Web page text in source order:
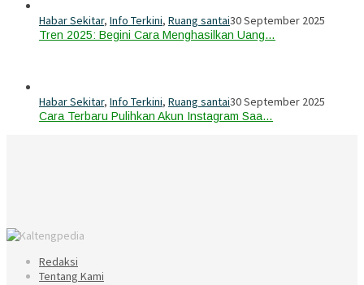
Habar Sekitar, Info Terkini, Ruang santai30 September 2025
Tren 2025: Begini Cara Menghasilkan Uang…
Habar Sekitar, Info Terkini, Ruang santai30 September 2025
Cara Terbaru Pulihkan Akun Instagram Saa…
Redaksi
Tentang Kami